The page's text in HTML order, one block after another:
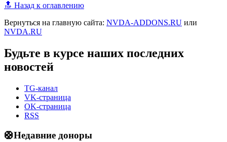
🔝 Назад к оглавлению
Вернуться на главную сайта: NVDA-ADDONS.RU или
NVDA.RU
Будьте в курсе наших последних
новостей
TG-канал
VK-страница
OK-страница
RSS
🛟Недавние доноры